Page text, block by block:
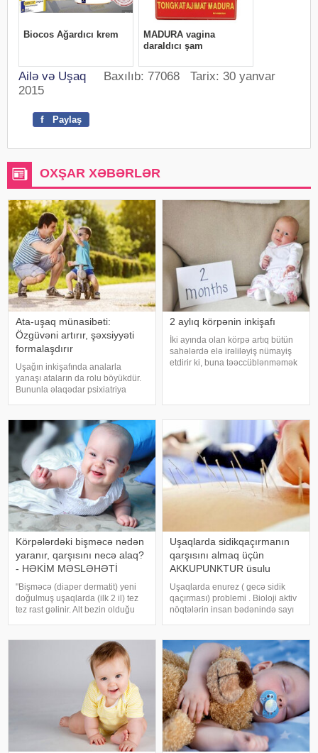
Ailə və Uşaq Baxılıb: 77068 Tarix: 30 yanvar
2015
f Paylaş
OXŞAR XƏBƏRLƏR
Ata-uşaq münasibəti:
Özgüvəni artırır, şəxsiyyəti
formalaşdırır
Uşağın inkişafında analarla
yanaşı ataların da rolu böyükdür.
Bununla əlaqədar psixiatriya
ünsiyyəti olan uşaqların müsbət
şəxsiyyət xüsusiyyətlərini inkişa
2 aylıq körpənin inkişafı
İki ayında olan körpə artıq bütün
sahələrdə elə irəliləyiş nümayiş
etdirir ki, buna təəccüblənməmək
Körpələrdəki bişməcə nədən
yaranır, qarşısını necə alaq?
- HƏKİM MƏSLƏHƏTİ
"Bişməcə (diaper dermatit) yeni
doğulmuş uşaqlarda (ilk 2 il) tez
tez rast gəlinir. Alt bezin olduğu
barədə pediatr Gülnar
Abdullayeva -a açıqlamasınd
Uşaqlarda sidikqaçırmanın
qarşısını almaq üçün
AKKUPUNKTUR üsulu
Uşaqlarda enurez ( gecə sidik
qaçırması) problemi . Bioloji aktiv
nöqtələrin insan bədənində sayı
istifadə edilir. Bu nöqtələr qeyd
edildiyi kimi müxtəlif üzvlərd